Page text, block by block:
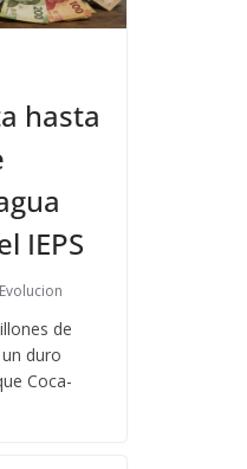
hasta
IEPS
de
duro
Coca-